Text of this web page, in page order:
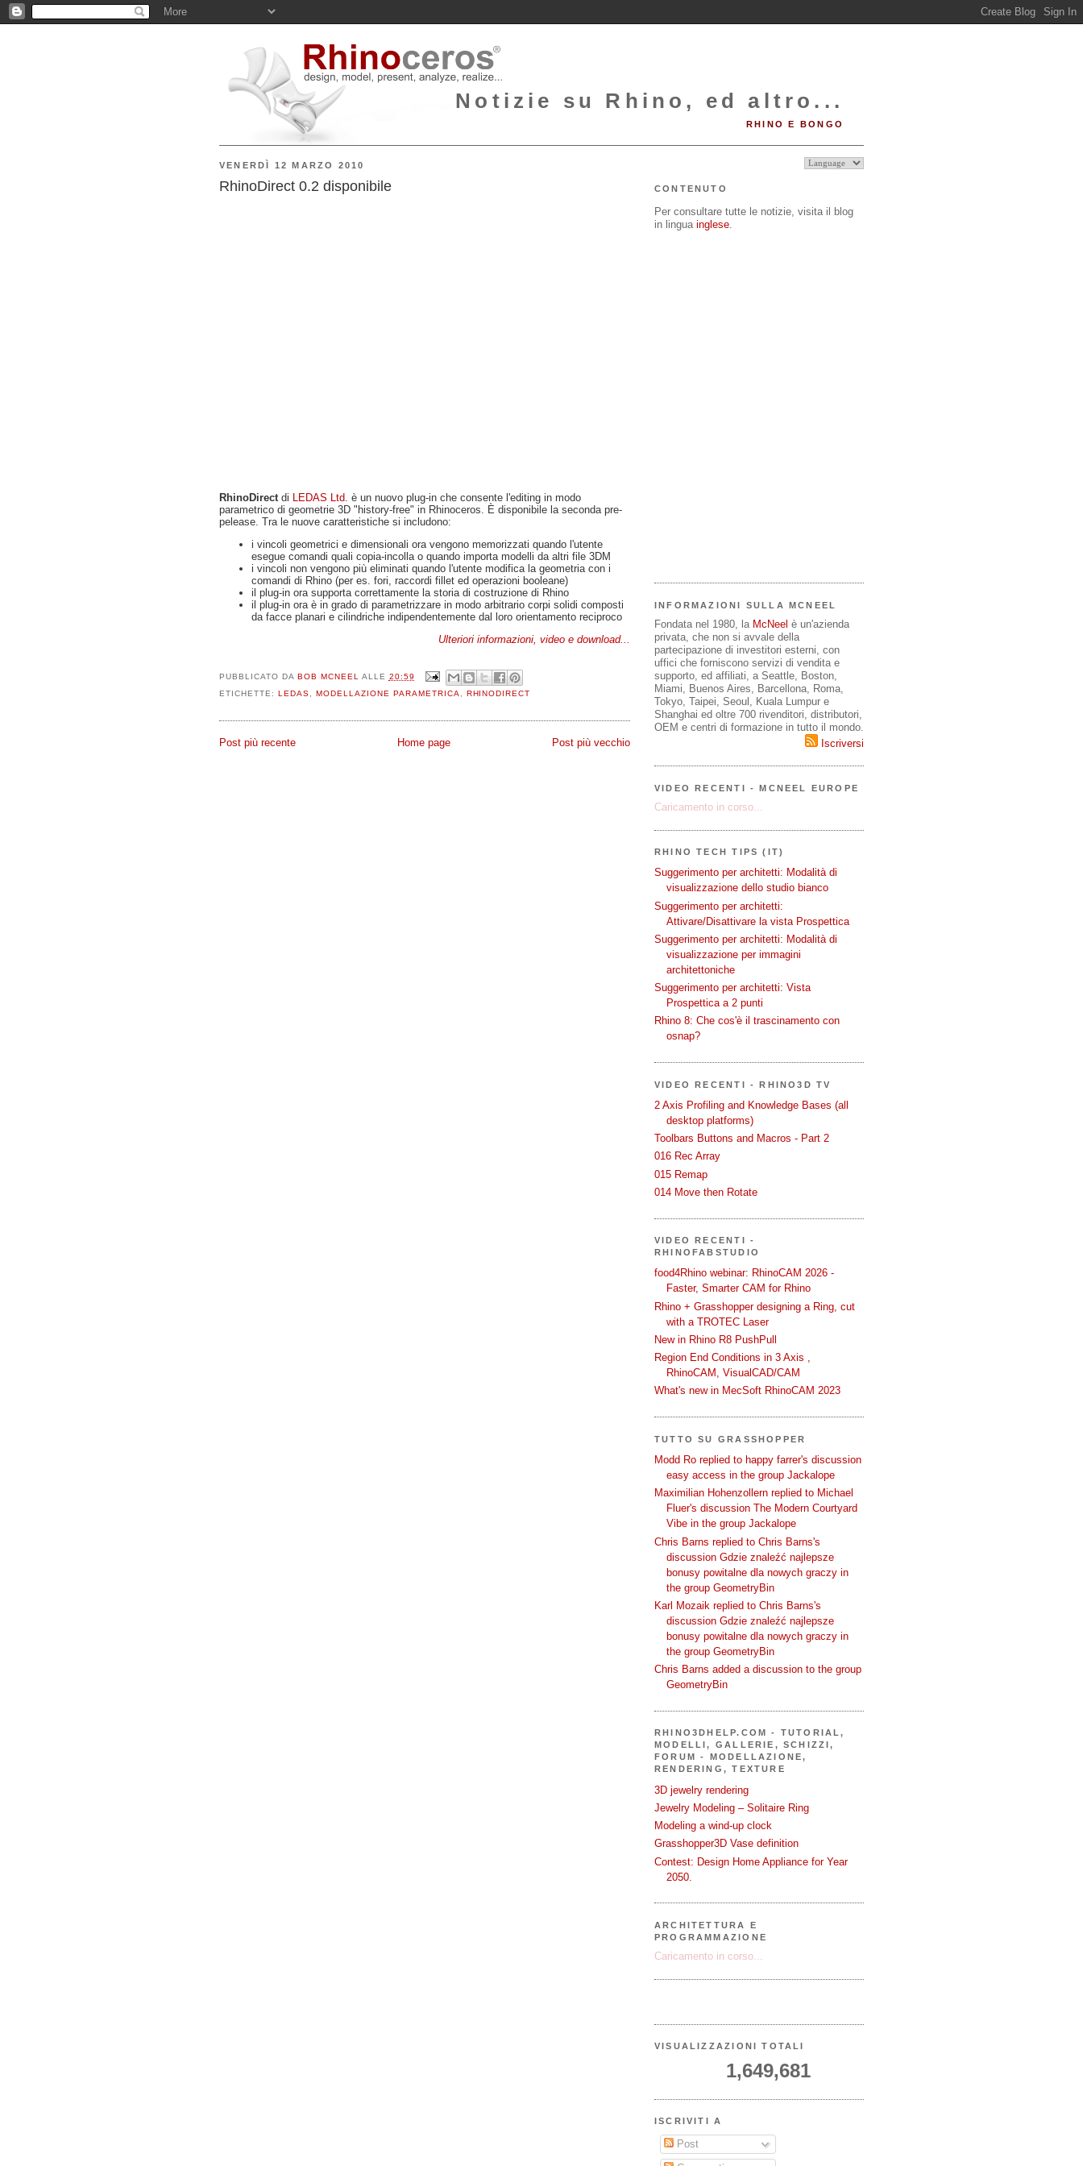
Notizie su Rhino, ed altro...
RHINO E BONGO
VENERDÌ 12 MARZO 2010
RhinoDirect 0.2 disponibile
RhinoDirectdi LEDAS Ltd. è un nuovo plug-in che consente l'editing in modo
parametrico di geometrie 3D "history-free" in Rhinoceros. È disponibile la seconda pre-
pelease. Tra le nuove caratteristiche si includono:
i vincoli geometrici e dimensionali ora vengono memorizzati quando l'utente
esegue comandi quali copia-incolla o quando importa modelli da altri file 3DM
i vincoli non vengono più eliminati quando l'utente modifica la geometria con i
comandi di Rhino (per es. fori, raccordi fillet ed operazioni booleane)
il plug-in ora supporta correttamente la storia di costruzione di Rhino
il plug-in ora è in grado di parametrizzare in modo arbitrario corpi solidi composti
da facce planari e cilindriche indipendentemente dal loro orientamento reciproco
Ulteriori informazioni, video e download...
PUBBLICATO DA BOB MCNEEL ALLE 20:59
ETICHETTE: LEDAS MODELLAZIONE PARAMETRICA RHINODIRECT
Post più recente Post più vecchio
Home page
CONTENUTO
Per consultare tutte le notizie, visita il blog
in lingua inglese
INFORMAZIONI SULLA MCNEEL
Fondata nel 1980, la McNeel è un'azienda
privata, che non si avvale della
partecipazione di investitori esterni, con
uffici che forniscono servizi di vendita e
supporto, ed affiliati, a Seattle, Boston,
Miami, Buenos Aires, Barcellona, Roma,
Tokyo, Taipei, Seoul, Kuala Lumpur e
Shanghai ed oltre 700 rivenditori, distributori,
OEM e centri di formazione in tutto il mondo.
Iscriversi
VIDEO RECENTI - MCNEEL EUROPE
Caricamento in corso...
RHINO TECH TIPS (IT)
Suggerimento per architetti: Modalità di
visualizzazione dello studio bianco
Suggerimento per architetti:
Attivare/Disattivare la vista Prospettica
Suggerimento per architetti: Modalità di
visualizzazione per immagini
architettoniche
Suggerimento per architetti: Vista
Prospettica a 2 punti
Rhino 8: Che cos'è il trascinamento con
osnap?
VIDEO RECENTI - RHINO3D TV
2 Axis Profiling and Knowledge Bases (all
desktop platforms)
Toolbars Buttons and Macros - Part 2
016 Rec Array
015 Remap
014 Move then Rotate
VIDEO RECENTI -
RHINOFABSTUDIO
food4Rhino webinar: RhinoCAM 2026 -
Faster, Smarter CAM for Rhino
Rhino + Grasshopper designing a Ring, cut
with a TROTEC Laser
New in Rhino R8 PushPull
Region End Conditions in 3 Axis ,
RhinoCAM, VisualCAD/CAM
What's new in MecSoft RhinoCAM 2023
TUTTO SU GRASSHOPPER
Modd Ro replied to happy farrer's discussion
easy access in the group Jackalope
Maximilian Hohenzollern replied to Michael
Fluer's discussion The Modern Courtyard
Vibe in the group Jackalope
Chris Barns replied to Chris Barns's
discussion Gdzie znaleźć najlepsze
bonusy powitalne dla nowych graczy in
the group GeometryBin
Karl Mozaik replied to Chris Barns's
discussion Gdzie znaleźć najlepsze
bonusy powitalne dla nowych graczy in
the group GeometryBin
Chris Barns added a discussion to the group
GeometryBin
RHINO3DHELP.COM - TUTORIAL,
MODELLI, GALLERIE, SCHIZZI,
FORUM - MODELLAZIONE,
RENDERING, TEXTURE
3D jewelry rendering
Jewelry Modeling – Solitaire Ring
Modeling a wind-up clock
Grasshopper3D Vase definition
Contest: Design Home Appliance for Year
2050.
ARCHITETTURA E
PROGRAMMAZIONE
Caricamento in corso...
VISUALIZZAZIONI TOTALI
1,649,681
ISCRIVITI A
Post